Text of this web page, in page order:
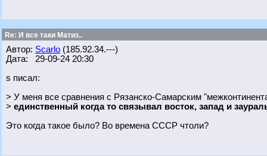
Re: И все таки Матиз..
Автор: Scarlo (185.92.34.---)
Дата: 29-09-24 20:30
s писал:
> У меня все сравнения с Рязанско-Самарским
> единственный когда то связывал восток, запад и
Это когда такое было? Во времена СССР чтоли?